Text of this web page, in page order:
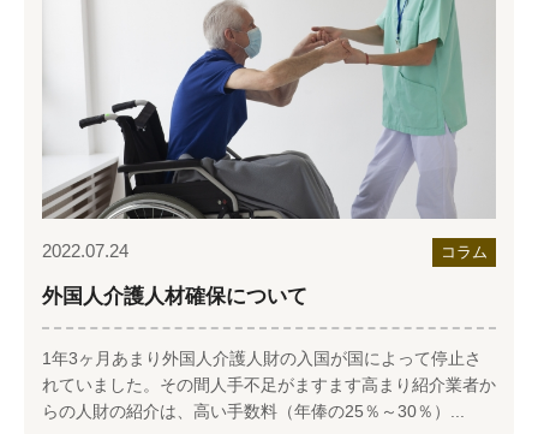
グループホーム
ショートステイ
デイサービス
訪問介護（ホームヘルパー）
居宅介護支援事業所
採用情報トップ
求人検索
メッセージ
福利厚生一覧
資格取得制度
給与と退職金一覧
情報公開
各種報告書
各種計画書
処遇改善の計画書・報告書
個人情報保護方針
2022.07.24 コラム
外国人介護人材確保について
1年3ヶ月あまり外国人介護人財の入国が国によって停止さ
れていました。その間人手不足がますます高まり紹介業者か
らの人財の紹介は、高い手数料（年俸の25％～30％）...